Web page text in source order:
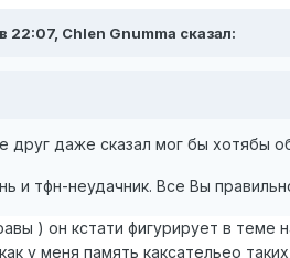
22:07, Chlen Gnumma сказал:
друг даже сказал мог бы хотябы
и тфн-неудачник. Все Вы
) он кстати фигурирует в
у меня память каксательео